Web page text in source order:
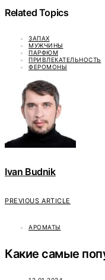
Related Topics
ЗАПАХ
МУЖЧИНЫ
ПАРФЮМ
ПРИВЛЕКАТЕЛЬНОСТЬ
ФЕРОМОНЫ
Ivan Budnik
PREVIOUS ARTICLE
АРОМАТЫ
Какие самые